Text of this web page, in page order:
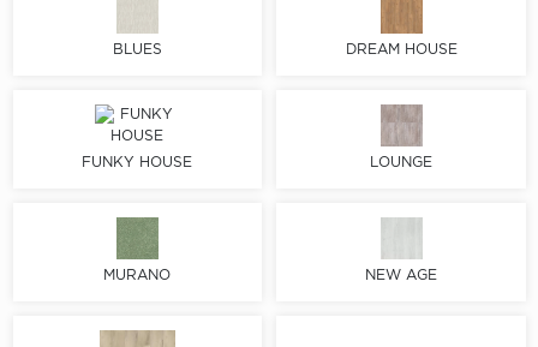
Classen
Damy Floor
BLUES DREAM HOUSE
FUNKY HOUSE LOUNGE
MURANO NEW AGE